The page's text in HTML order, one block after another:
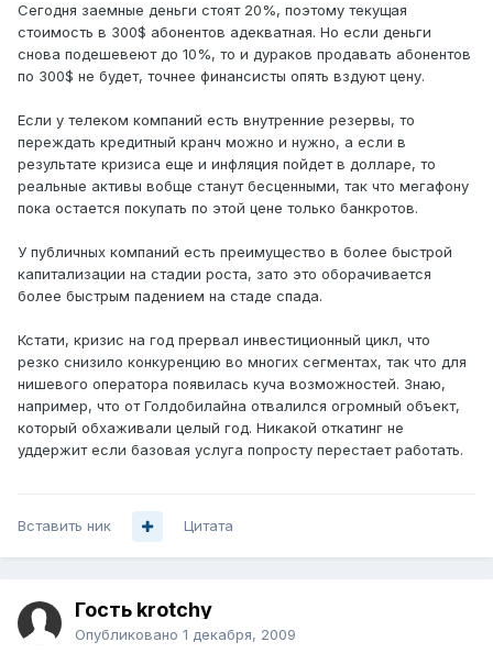
Сегодня заемные деньги стоят 20%, поэтому текущая
стоимость в 300$ абонентов адекватная. Но если деньги
снова подешевеют до 10%, то и дураков продавать абонентов
по 300$ не будет, точнее финансисты опять вздуют цену.
Если у телеком компаний есть внутренние резервы, то
переждать кредитный кранч можно и нужно, а если в
результате кризиса еще и инфляция пойдет в долларе, то
реальные активы вобще станут бесценными, так что мегафону
пока остается покупать по этой цене только банкротов.
У публичных компаний есть преимущество в более быстрой
капитализации на стадии роста, зато это оборачивается
более быстрым падением на стаде спада.
Кстати, кризис на год прервал инвестиционный цикл, что
резко снизило конкуренцию во многих сегментах, так что для
нишевого оператора появилась куча возможностей. Знаю,
например, что от Голдобилайна отвалился огромный объект,
который обхаживали целый год. Никакой откатинг не
уддержит если базовая услуга попросту перестает работать.
Вставить ник Цитата
Гость krotchy
Опубликовано 1 декабря, 2009